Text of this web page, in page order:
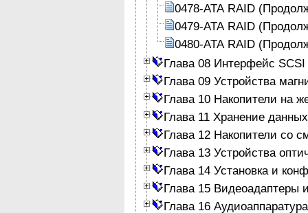
0478-АТА RAID
0479-АТА RAID
0480-АТА RAID
Глава 08 Интерфейс SCSI
Глава 09 Устройства
Глава 10 Накопители на
Глава 11 Хранение
Глава 12 Накопители со
Глава 13 Устройства
Глава 14 Установка и
Глава 15 Видеоадаптеры
Глава 16 Аудиоаппаратура